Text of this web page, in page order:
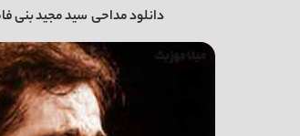
دانلود مداحی سید مجید بنی